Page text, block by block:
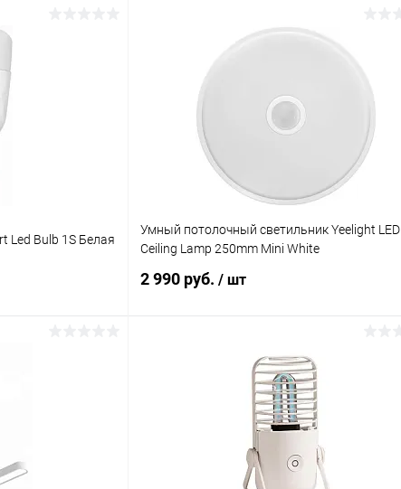
Led Bulb 1S Белая
Умный потолочный светильник Yeelight LED
Ceiling Lamp 250mm Mini White
2 990 руб. / шт
В корзину